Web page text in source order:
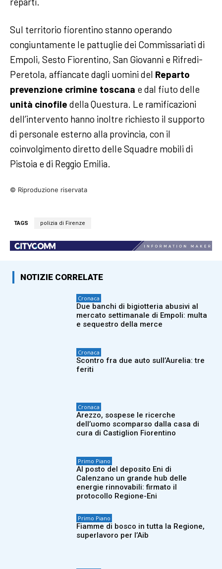
Sul territorio fiorentino stanno operando
congiuntamente le pattuglie dei Commissariati di
Empoli, Sesto Fiorentino, San Giovanni e Rifredi-
Peretola, affiancate dagli uomini del Reparto
prevenzione crimine toscana e dal fiuto delle
unità cinofile della Questura. Le ramificazioni
dell’intervento hanno inoltre richiesto il supporto
di personale esterno alla provincia, con il
coinvolgimento diretto delle Squadre mobili di
Pistoia e di Reggio Emilia.
© Riproduzione riservata
TAGS polizia di Firenze
NOTIZIE CORRELATE
Cronaca
Due banchi di bigiotteria abusivi al
mercato settimanale di Empoli: multa
e sequestro della merce
Cronaca
Scontro fra due auto sull’Aurelia: tre
feriti
Cronaca
Arezzo, sospese le ricerche
dell’uomo scomparso dalla casa di
cura di Castiglion Fiorentino
Primo Piano
Al posto del deposito Eni di
Calenzano un grande hub delle
energie rinnovabili: firmato il
protocollo Regione-Eni
Primo Piano
Fiamme di bosco in tutta la Regione,
superlavoro per l’Aib